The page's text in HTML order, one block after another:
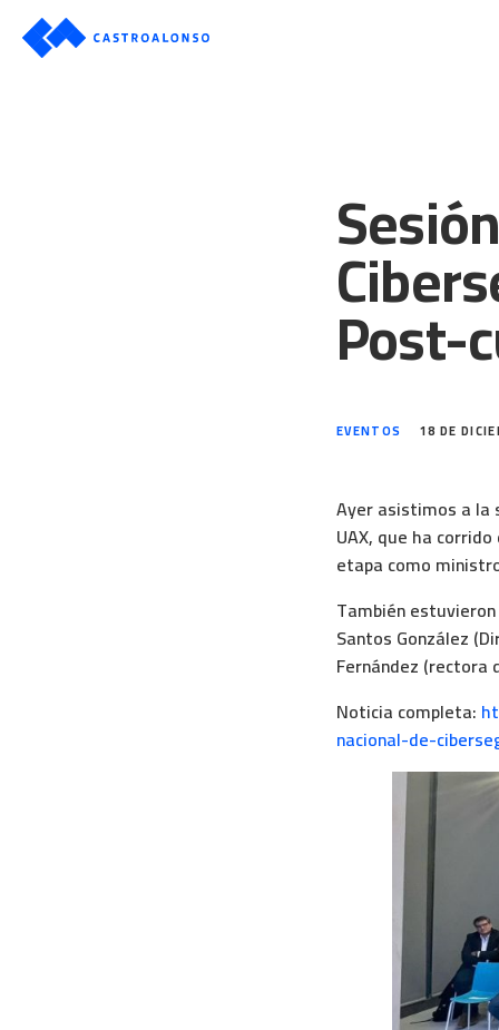
Post-
EVENTOS 18 DE
Ayer asistimos a la
UAX, que ha
etapa como
También
Santos González
Fernández (rectora
Noticia completa:
nacional-de-